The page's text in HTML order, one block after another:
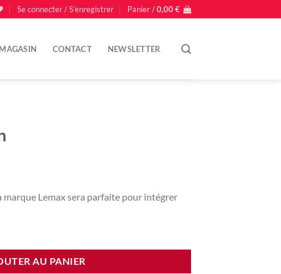
Se connecter / S’enregistrer Panier /0,00€
MAGASIN CONTACT NEWSLETTER
marque Lemax sera parfaite pour intégrer
AU PANIER